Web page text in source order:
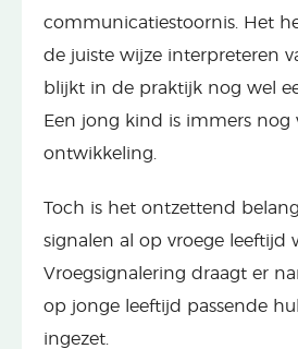
communicatiestoornis. Het
de juiste wijze interpreteren
blijkt in de praktijk nog wel
Een jong kind is immers nog
ontwikkeling.
Toch is het ontzettend
signalen al op vroege leeftijd
Vroegsignalering draagt er
op jonge leeftijd passende
ingezet.